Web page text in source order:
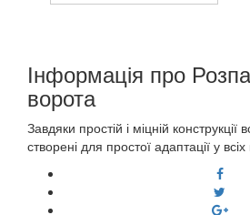
Інформація про
ворота
Завдяки простій і міцній конструкції
створені для простої адаптації у